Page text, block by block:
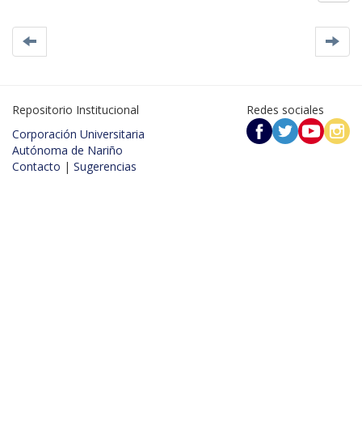
Repositorio Institucional
Corporación Universitaria
Autónoma de Nariño
Contacto | Sugerencias
Redes sociales